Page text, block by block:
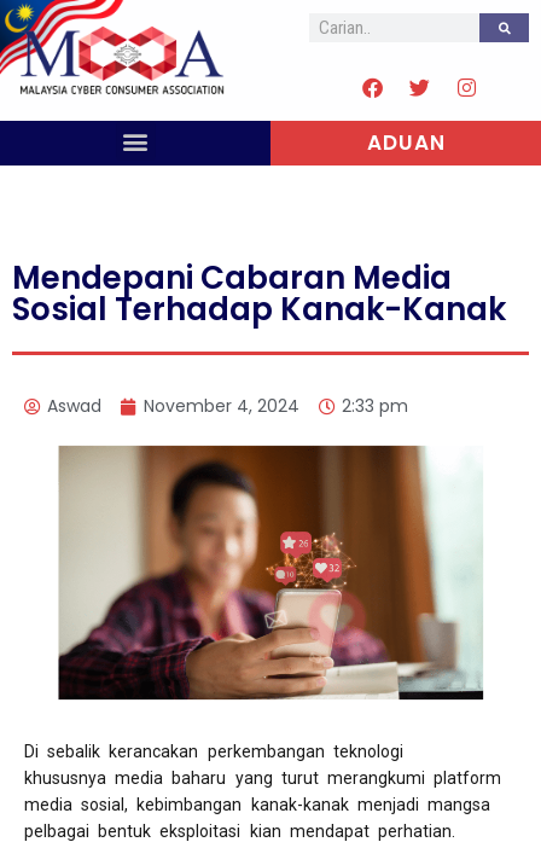
ADUAN
Mendepani Cabaran Media
Sosial Terhadap Kanak-Kanak
Aswad November 4, 2024 2:33 pm
Di sebalik kerancakan perkembangan teknologi
khususnya media baharu yang turut merangkumi platform
media sosial, kebimbangan kanak-kanak menjadi mangsa
pelbagai bentuk eksploitasi kian mendapat perhatian.